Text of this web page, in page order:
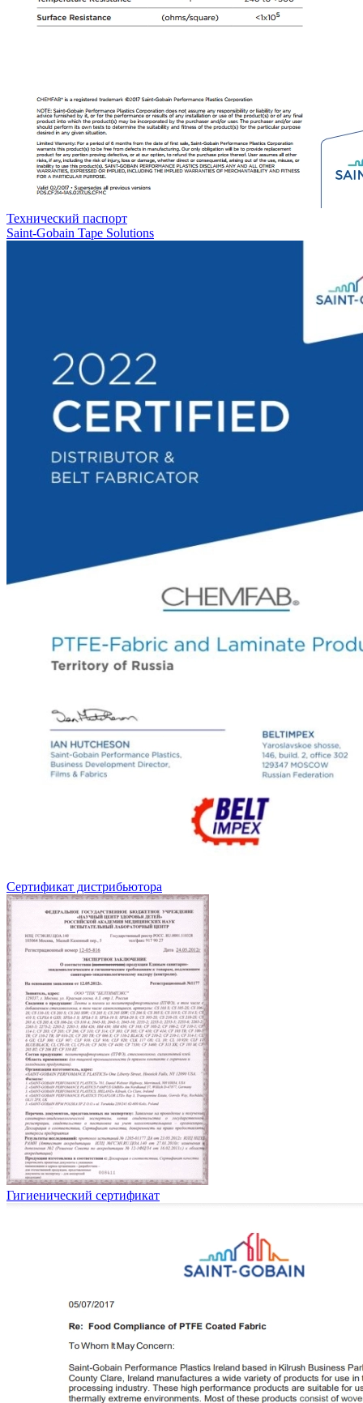
Технический паспорт
Saint-Gobain Tape Solutions
Сертификат дистрибьютора
Гигиенический сертификат